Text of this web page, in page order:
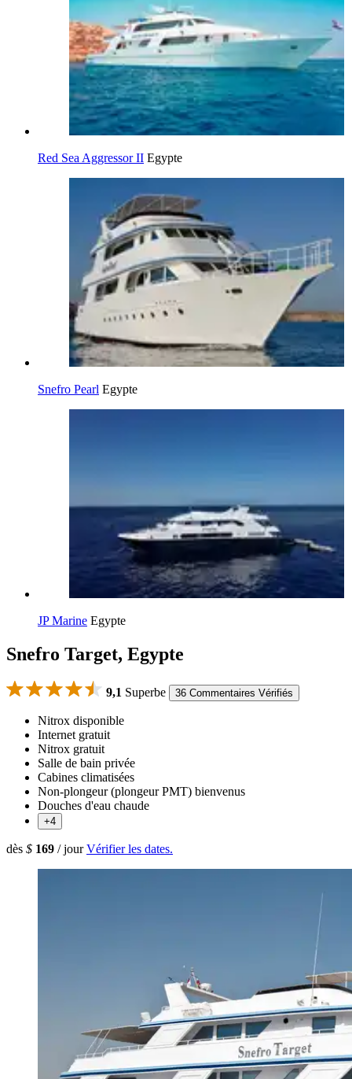
Red Sea Aggressor II Egypte
Snefro Pearl Egypte
JP Marine Egypte
Snefro Target, Egypte
9,1 Superbe 36 Commentaires Vérifiés
Nitrox disponible
Internet gratuit
Nitrox gratuit
Salle de bain privée
Cabines climatisées
Non-plongeur (plongeur PMT) bienvenus
Douches d'eau chaude
+4
dès $ 169 / jour Vérifier les dates.